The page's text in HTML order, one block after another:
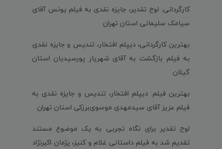
کارگردانی: لوح تقدیر، جایزه نقدی به فیلم یونس آقای
سیامک سلیمانی استان تهران
بهترین کارگردانی، دیپلم افتخار، تندیس و جایزه نقدی
به فیلم بازگشت به آقای شهریار پورسیدیان استان
گیلان
بهترین فیلم: دیپلم افتخار، تندیس و جایزه نقدی به
فیلم عزیز آقای سیدمهدی موسوی‌برزکی استان تهران
لوح تقدیر برای نگاه تجربی به یک موضوع مستند
تقدیم شد به فیلم داستانی غلام و کنیز، پژمان اکبرنژاد